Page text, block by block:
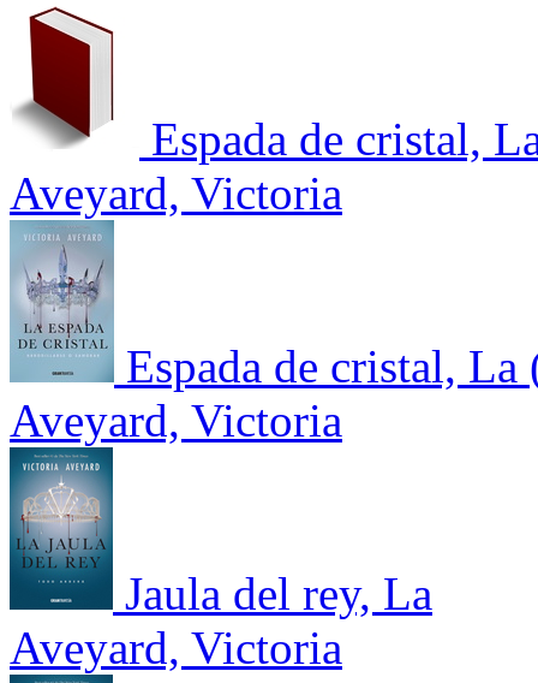
Espada de cristal,
Aveyard, Victoria
Espada de cristal, La
Aveyard, Victoria
Jaula del rey, La
Aveyard, Victoria